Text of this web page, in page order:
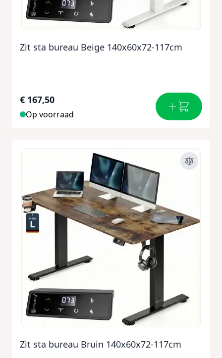
Zit sta bureau Beige 140x60x72-117cm
€ 167,50
Op voorraad
Zit sta bureau Bruin 140x60x72-117cm